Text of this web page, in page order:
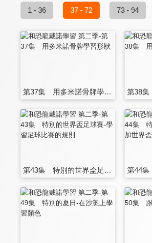
1 - 36 37 - 72 73 - 94
第37集 用多米諾骨牌學習形狀 第38
第43集 特別的世界盃足球賽-學習足球比賽的規則